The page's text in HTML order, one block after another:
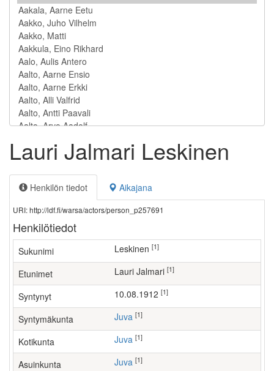
Lauri Jalmari Leskinen
Henkilön tiedot Aikajana
URI: http://ldf.fi/warsa/actors/person_p257691
Henkilötiedot
Sukunimi Leskinen [1]
Etunimet Lauri Jalmari [1]
Syntynyt 10.08.1912 [1]
Syntymäkunta Juva [1]
Kotikunta Juva [1]
Asuinkunta Juva [1]